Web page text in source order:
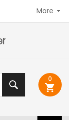
0
shopping_cart
More